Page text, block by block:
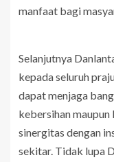
manfaat bagi
Selanjutnya
kepada seluruh
dapat menjaga
kebersihan
sinergitas dengan
sekitar. Tidak lupa